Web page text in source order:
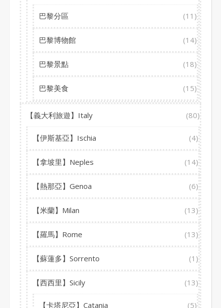
巴黎分區 (11)
巴黎博物館 (14)
巴黎景點 (18)
巴黎美食 (15)
【義大利旅遊】Italy (80)
【伊斯基亞】Ischia (4)
【拿坡里】Neples (14)
【熱那亞】Genoa (6)
【米蘭】Milan (13)
【羅馬】Rome (13)
【蘇蓮多】Sorrento (1)
【西西里】Sicily (13)
【卡塔尼亞】Catania (5)